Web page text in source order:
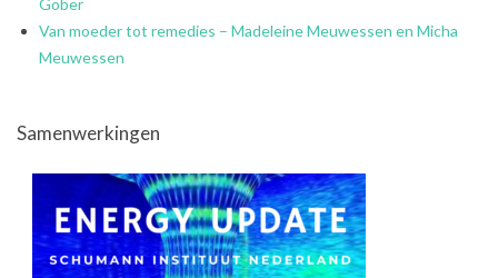
Gober
Van moeder tot remedies – Madeleine Meuwessen en Micha
Meuwessen
Samenwerkingen